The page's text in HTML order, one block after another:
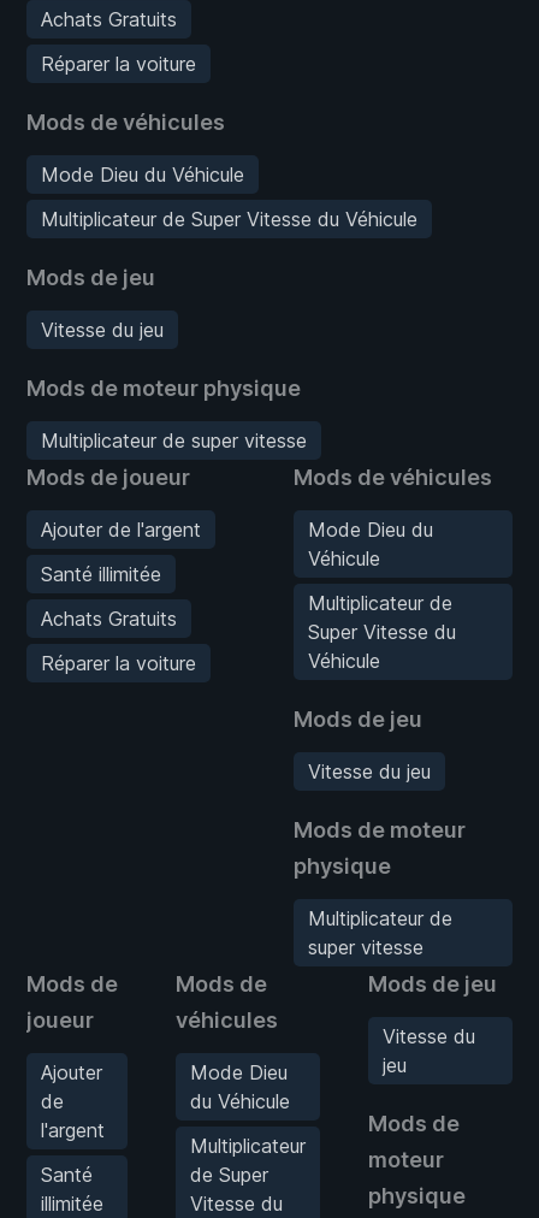
Achats Gratuits
Réparer la voiture
Mods de véhicules
Mode Dieu du Véhicule
Multiplicateur de Super Vitesse du Véhicule
Mods de jeu
Vitesse du jeu
Mods de moteur physique
Multiplicateur de super vitesse
Mods de joueur
Ajouter de l'argent
Santé illimitée
Achats Gratuits
Réparer la voiture
Mods de véhicules
Mode Dieu du
Véhicule
Multiplicateur de
Super Vitesse du
Véhicule
Mods de jeu
Vitesse du jeu
Mods de moteur
physique
Multiplicateur de
super vitesse
Mods de
joueur
Ajouter
de
l'argent
Santé
illimitée
Mods de
véhicules
Mode Dieu
du Véhicule
Multiplicateur
de Super
Vitesse du
Mods de jeu
Vitesse du
jeu
Mods de
moteur
physique